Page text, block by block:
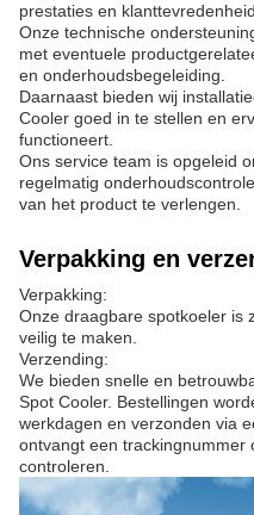
prestaties en
Onze technische
met eventuele
en onderhoudsbegeleiding.
Daarnaast bieden wij
Cooler goed in te stellen en
functioneert.
Ons service team is opgeleid
regelmatig
van het product te verlengen.
Verpakking en
Verpakking:
Onze draagbare spotkoeler is
veilig te maken.
Verzending:
We bieden snelle en
Spot Cooler. Bestellingen
werkdagen en verzonden via
ontvangt een trackingnummer
controleren.